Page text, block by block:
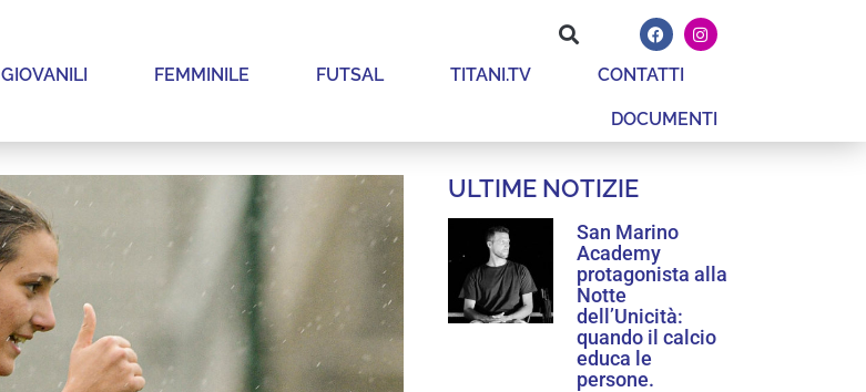
GIOVANILI FEMMINILE FUTSAL TITANI.TV CONTATTI
DOCUMENTI
ULTIME NOTIZIE
San Marino
Academy
protagonista alla
Notte
dell’Unicità:
quando il calcio
educa le
persone.